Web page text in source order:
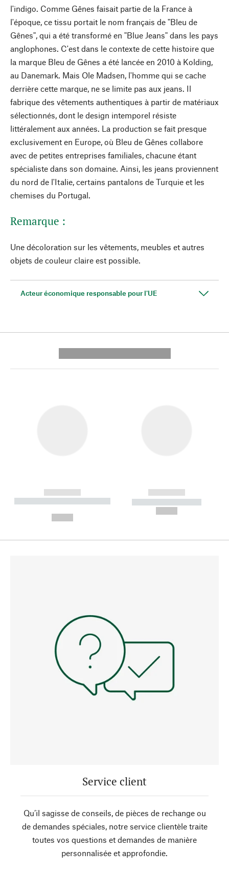
l'indigo. Comme Gênes faisait partie de la France à
l'époque, ce tissu portait le nom français de "Bleu de
Gênes", qui a été transformé en "Blue Jeans" dans les pays
anglophones. C'est dans le contexte de cette histoire que
la marque Bleu de Gênes a été lancée en 2010 à Kolding,
au Danemark. Mais Ole Madsen, l'homme qui se cache
derrière cette marque, ne se limite pas aux jeans. Il
fabrique des vêtements authentiques à partir de matériaux
sélectionnés, dont le design intemporel résiste
littéralement aux années. La production se fait presque
exclusivement en Europe, où Bleu de Gênes collabore
avec de petites entreprises familiales, chacune étant
spécialiste dans son domaine. Ainsi, les jeans proviennent
du nord de l'Italie, certains pantalons de Turquie et les
chemises du Portugal.
Remarque :
Une décoloration sur les vêtements, meubles et autres
objets de couleur claire est possible.
Acteur économique responsable pour l'UE
------------
----------- ----------- --------
------------
----------- -----------
Service client
Qu’il sagisse de conseils, de pièces de rechange ou
de demandes spéciales, notre service clientèle traite
toutes vos questions et demandes de manière
personnalisée et approfondie.